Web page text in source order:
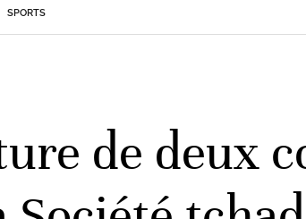
SPORTS
de deux